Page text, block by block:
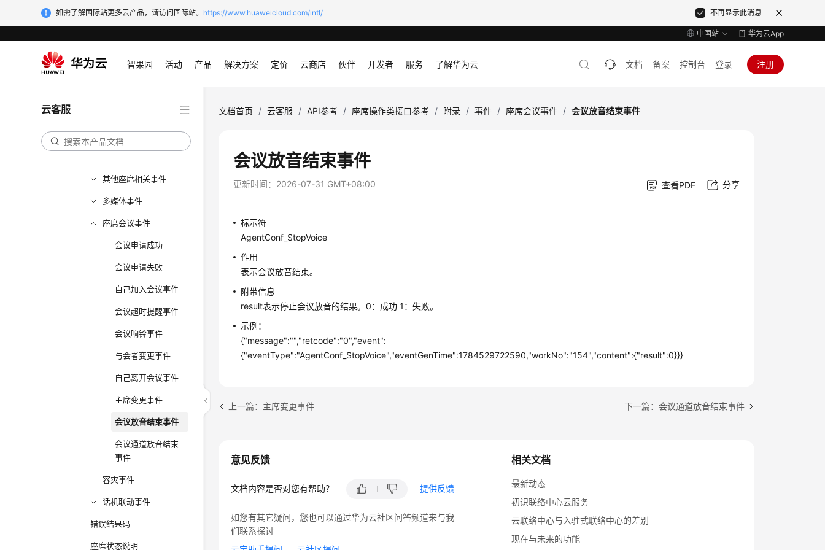
如需了解国际站更多云产品，请访问国际站。 https://www.huaweicloud.com/intl/ 不再显示此消息
中国站 华为云App
智果园 活动 产品 解决方案 定价 云商店 伙伴 开发者 服务 了解华为云 文档 备案 控制台 登录 注册
云客服
座席状态类事件
外呼相关
录音事件
实时质检事件
其他座席相关事件
多媒体事件
座席会议事件
会议申请成功
会议申请失败
自己加入会议事件
会议超时提醒事件
会议响铃事件
与会者变更事件
自己离开会议事件
主席变更事件
会议放音结束事件
会议通道放音结束
事件
容灾事件
话机联动事件
错误结果码
座席状态说明
文档首页 / 云客服 / API参考 / 座席操作类接口参考 / 附录 / 事件 / 座席会议事件 / 会议放音结束事件
会议放音结束事件
更新时间： 2026-07-31 GMT+08:00 查看PDF 分享
标示符
AgentConf_StopVoice
作用
表示会议放音结束。
附带信息
result表示停止会议放音的结果。0：成功 1：失败。
示例：
{"message":"","retcode":"0","event":
{"eventType":"AgentConf_StopVoice","eventGenTime":1784529722590,"workNo":"154","content":{"result":0}}}
上一篇：主席变更事件 下一篇：会议通道放音结束事件
相关文档
最新动态
初识联络中心云服务
云联络中心与入驻式联络中心的差别
现在与未来的功能
意见反馈
文档内容是否对您有帮助？ 提供反馈
如您有其它疑问，您也可以通过华为云社区问答频道来与我
们联系探讨